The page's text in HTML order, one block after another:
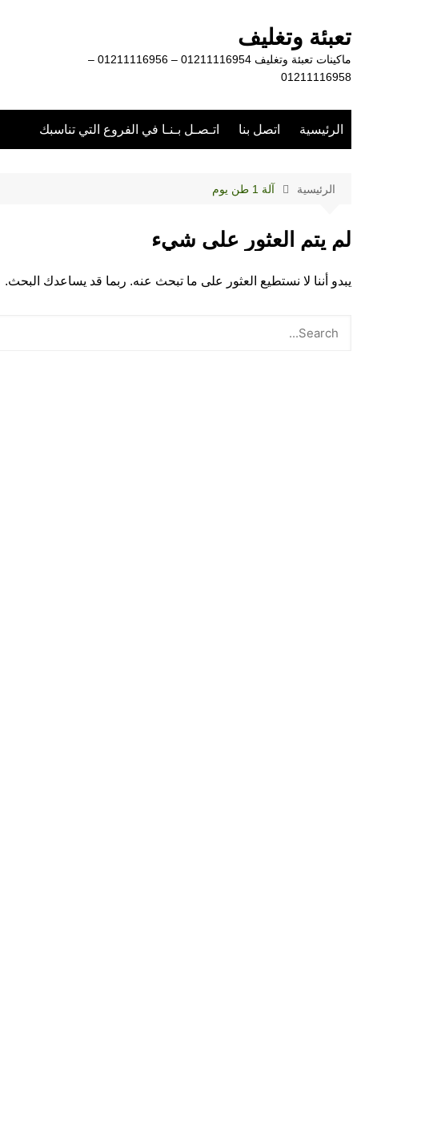
تعبئة وتغليف
ماكينات تعبئة وتغليف 01211116954 – 01211116956 –
01211116958
الرئيسية اتصل بنا اتـصـل بـنـا في الفروع التي تناسبك
الرئيسية آلة 1 طن يوم
لم يتم العثور على شيء
يبدو أننا لا نستطيع العثور على ما تبحث عنه. ربما قد يساعدك البحث.